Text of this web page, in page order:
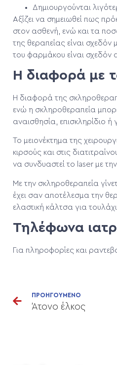
Δημιουργούνται
Αξίζει να σημειωθεί πως
στον ασθενή, ενώ και τα
της θεραπείας είναι
του φαρμάκου είναι σχεδόν
Η διαφορά με
Η διαφορά της
ενώ η σκληροθεραπεία
αναισθησία, επισκληρίδιο ή
Το μειονέκτημα της
κιρσούς και στις
να συνδυαστεί το laser με
Με την σκληροθεραπεία
έχει σαν αποτέλεσμα την
ελαστική κάλτσα για
Τηλέφωνα
Για πληροφορίες και
ΠΡΟΗΓΟΥΜΕΝΟ
Άτονο έλκος